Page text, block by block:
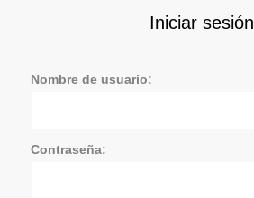
Iniciar sesión
Nombre de usuario:
Contraseña: